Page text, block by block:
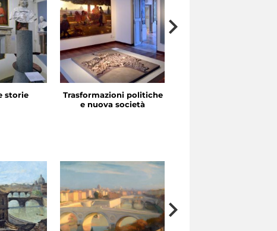
storie
Trasformazioni politiche
e nuova società